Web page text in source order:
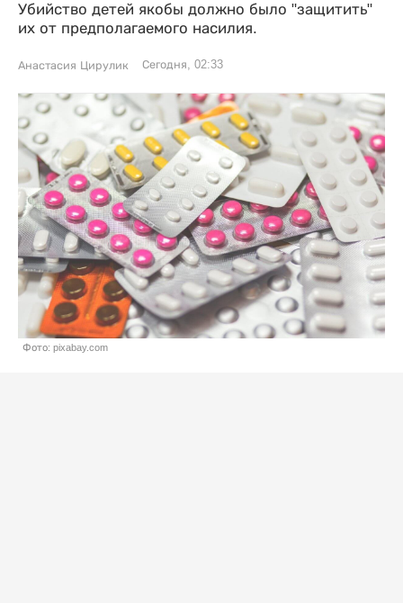
Убийство детей якобы должно было "защитить"
их от предполагаемого насилия.
Анастасия Цирулик Сегодня, 02:33
Фото: pixabay.com